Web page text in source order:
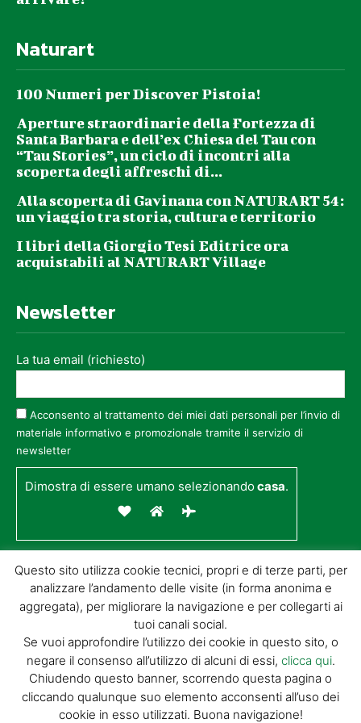
Naturart
100 Numeri per Discover Pistoia!
Aperture straordinarie della Fortezza di
Santa Barbara e dell’ex Chiesa del Tau con
“Tau Stories”, un ciclo di incontri alla
scoperta degli affreschi di...
Alla scoperta di Gavinana con NATURART 54:
un viaggio tra storia, cultura e territorio
I libri della Giorgio Tesi Editrice ora
acquistabili al NATURART Village
Newsletter
La tua email (richiesto)
Acconsento al trattamento dei miei dati personali per l’invio di
materiale informativo e promozionale tramite il servizio di
newsletter
Dimostra di essere umano selezionandocasa.
© GIORGIO TESI EDITRICE S.R.L. | P.IVA
01732650476 | VIA DI BADIA 14 – 51100 LOC.
BOTTEGONE (PISTOIA) |POWERED BY
ALLYMIND
Questo sito utilizza cookie tecnici, propri e di terze parti, per
analizzare l’andamento delle visite (in forma anonima e
aggregata), per migliorare la navigazione e per collegarti ai
tuoi canali social.
Se vuoi approfondire l’utilizzo dei cookie in questo sito, o
negare il consenso all’utilizzo di alcuni di essi, clicca qui.
Chiudendo questo banner, scorrendo questa pagina o
cliccando qualunque suo elemento acconsenti all’uso dei
cookie in esso utilizzati. Buona navigazione!